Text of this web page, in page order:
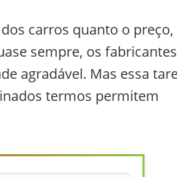
carros quanto o preço,
sempre, os fabricantes
agradável. Mas essa
termos permitem